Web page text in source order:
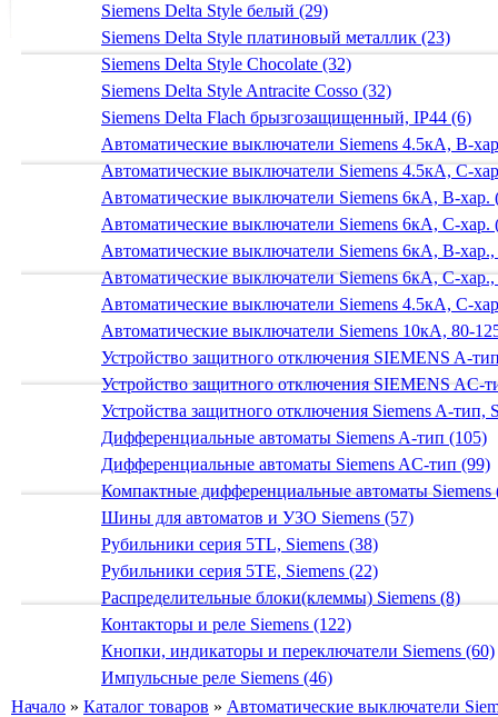
Siemens Delta Style белый (29)
Siemens Delta Style платиновый металлик (23)
Siemens Delta Style Chocolate (32)
Siemens Delta Style Antracite Cosso (32)
Siemens Delta Flach брызгозащищенный, IP44 (6)
Автоматические выключатели Siemens 4.5кА, B-
Автоматические выключатели Siemens 4.5кА, C-
Автоматические выключатели Siemens 6кА, B-хар.
Автоматические выключатели Siemens 6кА, С-хар.
Автоматические выключатели Siemens 6кА, B-
Автоматические выключатели Siemens 6кА, C-
Автоматические выключатели Siemens 4.5кА, C-
Автоматические выключатели Siemens 10кА, 80-
Устройство защитного отключения SIEMENS A-
Устройство защитного отключения SIEMENS AС-
Устройства защитного отключения Siemens A-тип,
Дифференциальные автоматы Siemens A-тип (105)
Дифференциальные автоматы Siemens AС-тип (99)
Компактные дифференциальные автоматы Siemens
Шины для автоматов и УЗО Siemens (57)
Рубильники серия 5TL, Siemens (38)
Рубильники серия 5TE, Siemens (22)
Распределительные блоки(клеммы) Siemens (8)
Контакторы и реле Siemens (122)
Кнопки, индикаторы и переключатели Siemens (60)
Импульсные реле Siemens (46)
Начало » Каталог товаров » Автоматические выключатели